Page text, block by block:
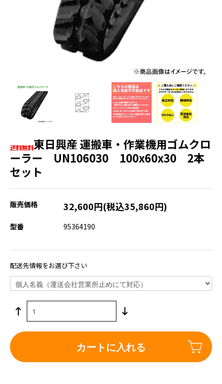
東日興産 運搬車・作業機用ゴムクロ
ーラー UN106030 100x60x30 2本
セット
販売価格 32,600円(税込35,860円)
型番 95364190
配送先情報をお選び下さい
カートに入れる